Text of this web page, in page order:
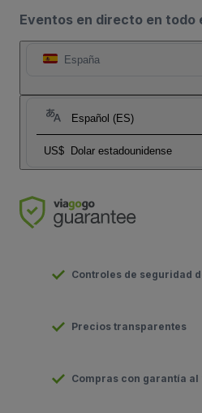
Eventos en directo en todo
España
Español (ES)
US$ Dolar estadounidense
Controles de seguridad
Precios transparentes
Compras con garantía al